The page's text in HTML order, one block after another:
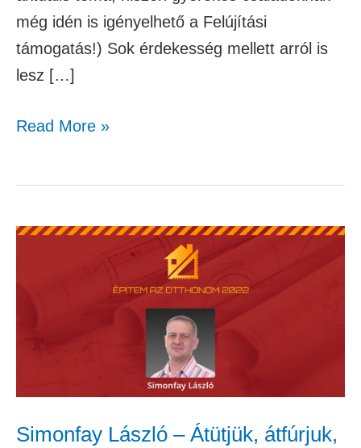
még idén is igényelhető a Felújítási
támogatás!) Sok érdekesség mellett arról is
lesz […]
Read More »
Simonfay László – Átütjük, átfúrjuk,
Simonfay
átfúrjuk,
–
dübelek